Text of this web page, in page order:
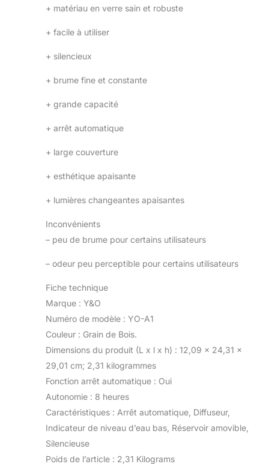
+ matériau en verre sain et robuste
+ facile à utiliser
+ silencieux
+ brume fine et constante
+ grande capacité
+ arrêt automatique
+ large couverture
+ esthétique apaisante
+ lumières changeantes apaisantes
Inconvénients
– peu de brume pour certains utilisateurs
– odeur peu perceptible pour certains utilisateurs
Fiche technique
Marque : Y&O
Numéro de modèle : YO-A1
Couleur : Grain de Bois.
Dimensions du produit (L x l x h) : 12,09 x 24,31 x
29,01 cm; 2,31 kilogrammes
Fonction arrêt automatique : Oui
Autonomie : 8 heures
Caractéristiques : Arrêt automatique, Diffuseur,
Indicateur de niveau d’eau bas, Réservoir amovible,
Silencieuse
Poids de l’article : 2,31 Kilograms